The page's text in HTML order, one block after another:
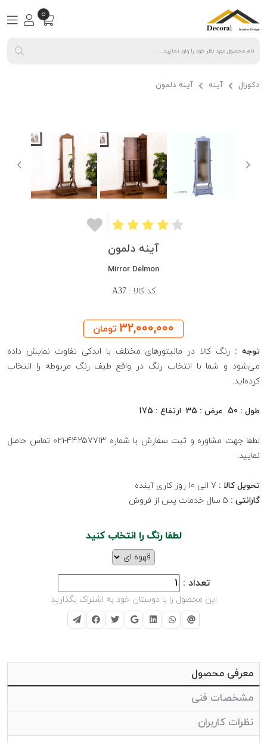
0
دکورال آینه آینه دلمون
آینه دلمون
Mirror Delmon
کد کالا :A37
32,000,000 تومان
توجه : رنگ کالا در مانیتورهای مختلف با اندکی تفاوت نمایش داده
می‌شود و شما با انتخاب رنگ در واقع طیف رنگ مربوطه را انتخاب
کرده‌اید.
طول : 50 عرض : 35 ارتفاع : 175
لطفا جهت مشاوره و ثبت سفارش با شماره 44257713-021 تماس حاصل
نمایید.
تحویل کالا :
گارانتی :
لطفا رنگ را انتخاب کنید
تعداد :
این محصول را با دوستان خود به اشتراک بگذارید
معرفی محصول
مشخصات فنی
نظرات کاربران